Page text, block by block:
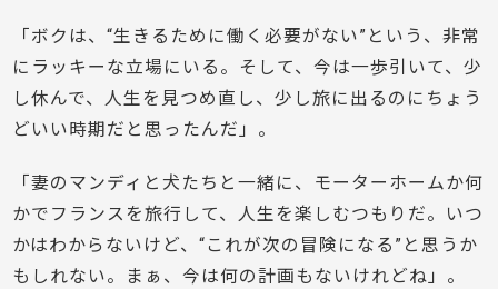
「ボクは、“生きるために働く必要がない”という、非常
にラッキーな立場にいる。そして、今は一歩引いて、少
し休んで、人生を見つめ直し、少し旅に出るのにちょう
どいい時期だと思ったんだ」。
「妻のマンディと犬たちと一緒に、モーターホームか何
かでフランスを旅行して、人生を楽しむつもりだ。いつ
かはわからないけど、“これが次の冒険になる”と思うか
もしれない。まぁ、今は何の計画もないけれどね」。